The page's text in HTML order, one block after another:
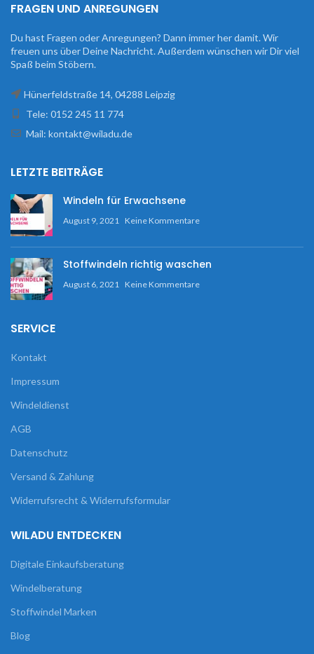
FRAGEN UND ANREGUNGEN
Du hast Fragen oder Anregungen? Dann immer her damit. Wir
freuen uns über Deine Nachricht. Außerdem wünschen wir Dir viel
Spaß beim Stöbern.
Hünerfeldstraße 14, 04288 Leipzig
Tele: 0152 245 11 774
Mail: kontakt@wiladu.de
LETZTE BEITRÄGE
Windeln für Erwachsene
August 9, 2021 Keine Kommentare
Stoffwindeln richtig waschen
August 6, 2021 Keine Kommentare
SERVICE
Kontakt
Impressum
Windeldienst
AGB
Datenschutz
Versand & Zahlung
Widerrufsrecht & Widerrufsformular
WILADU ENTDECKEN
Digitale Einkaufsberatung
Windelberatung
Stoffwindel Marken
Blog